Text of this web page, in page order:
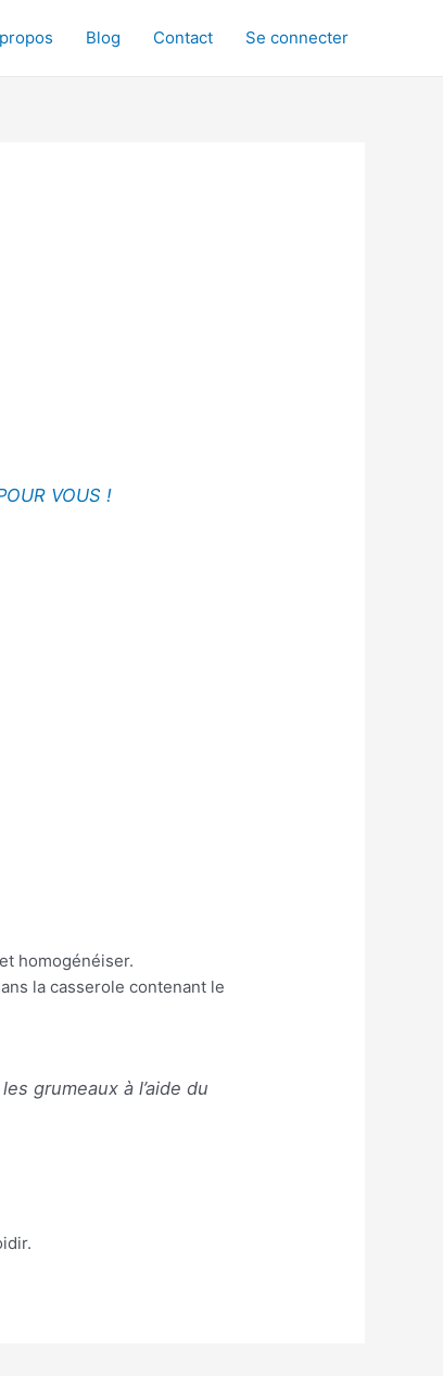
Blog Contact Se connecter
VOUS !
homogénéiser.
la casserole contenant le
grumeaux à l’aide du